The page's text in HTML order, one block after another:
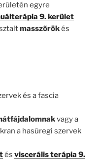
egyre
9. kerület
masszőrökés
és a fascia
hátfájdalomnakvagy a
a hasüregi szervek
és viscerális terápia 9.